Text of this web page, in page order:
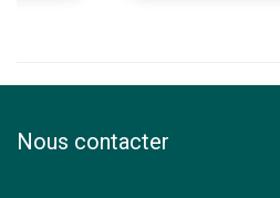
Nous contacter